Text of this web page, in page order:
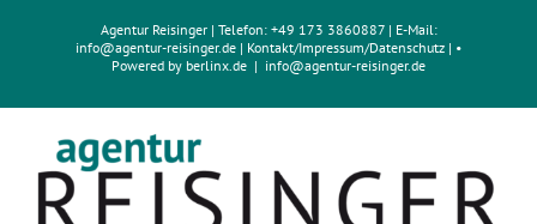
Agentur Reisinger| Telefon: +49 173 3860887 | E-Mail:
info@agentur-reisinger.de | Kontakt/Impressum/Datenschutz | •
Powered by berlinx.de | info@agentur-reisinger.de